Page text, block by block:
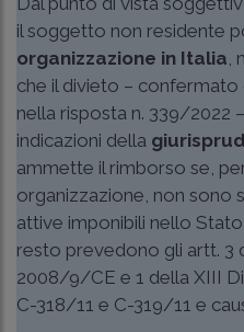
il soggetto non residente
organizzazione in Italia,
che il divieto –
nella risposta n. 339/2022
indicazioni della
ammette il rimborso se,
organizzazione, non sono
attive imponibili nello
resto prevedono gli artt. 3
2008/9/CE e 1 della XIII
C-318/11 e C-319/11 e